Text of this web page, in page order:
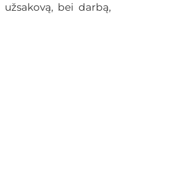
bei darbą,